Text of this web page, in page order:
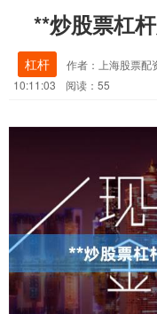
**炒股票杠
杠杆 作者：上海股票配
10:11:03
阅读：55